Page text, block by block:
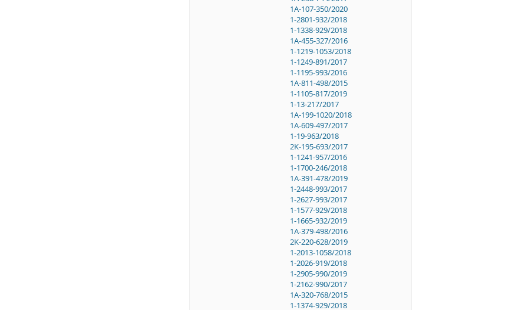
1A-107-350/2020
1-2801-932/2018
1-1338-929/2018
1A-455-327/2016
1-1219-1053/2018
1-1249-891/2017
1-1195-993/2016
1A-811-498/2015
1-1105-817/2019
1-13-217/2017
1A-199-1020/2018
1A-609-497/2017
1-19-963/2018
2K-195-693/2017
1-1241-957/2016
1-1700-246/2018
1A-391-478/2019
1-2448-993/2017
1-2627-993/2017
1-1577-929/2018
1-1665-932/2019
1A-379-498/2016
2K-220-628/2019
1-2013-1058/2018
1-2026-919/2018
1-2905-990/2019
1-2162-990/2017
1A-320-768/2015
1-1374-929/2018